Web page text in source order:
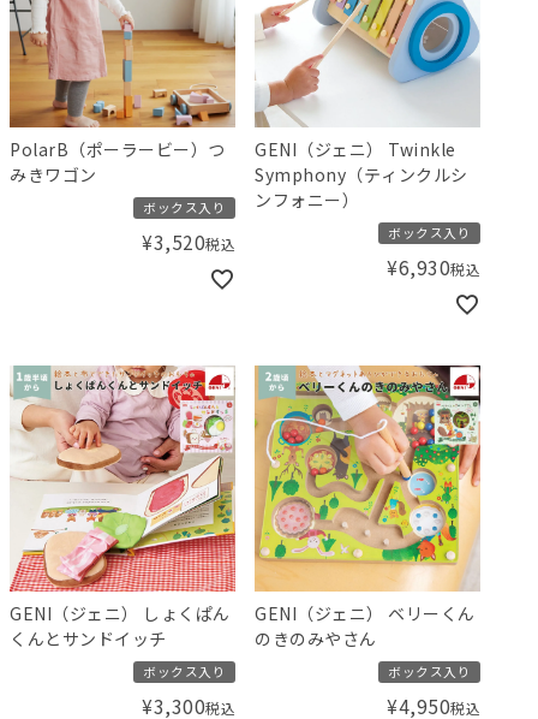
PolarB（ポーラービー）つ
みきワゴン
ボックス入り
¥3,520税込
GENI（ジェニ） Twinkle
Symphony（ティンクルシ
ンフォニー）
ボックス入り
¥6,930税込
GENI（ジェニ） しょくぱん
くんとサンドイッチ
ボックス入り
¥3,300税込
GENI（ジェニ） ベリーくん
のきのみやさん
ボックス入り
¥4,950税込